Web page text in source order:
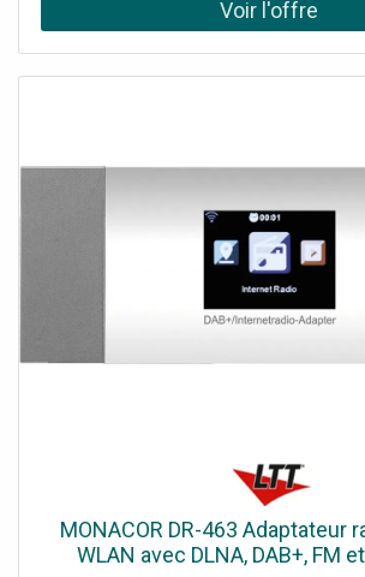
MONACOR DR-463 Adaptateur
WLAN avec DLNA, DAB+, FM